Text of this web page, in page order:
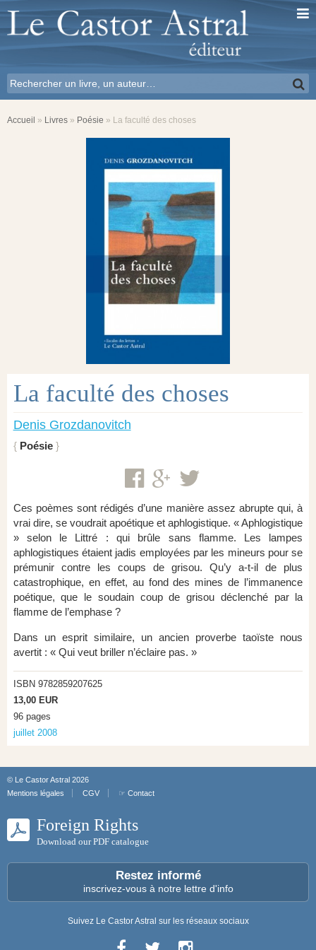
Accueil » Livres » Poésie » La faculté des choses
La faculté des choses
Denis Grozdanovitch
Poésie
Ces poèmes sont rédigés d’une manière assez abrupte qui, à
vrai dire, se voudrait apoétique et aphlogistique. « Aphlogistique
» selon le Littré : qui brûle sans flamme. Les lampes
aphlogistiques étaient jadis employées par les mineurs pour se
prémunir contre les coups de grisou. Qu’y a-t-il de plus
catastrophique, en effet, au fond des mines de l’immanence
poétique, que le soudain coup de grisou déclenché par la
flamme de l’emphase ?
Dans un esprit similaire, un ancien proverbe taoïste nous
avertit : « Qui veut briller n’éclaire pas. »
ISBN 9782859207625
13,00 EUR
96 pages
juillet 2008
© Le Castor Astral 2026
Mentions légales
CGV ☞ Contact
Foreign Rights
Download our PDF catalogue
Restez informé
inscrivez-vous à notre lettre d'info
Suivez Le Castor Astral sur les réseaux sociaux